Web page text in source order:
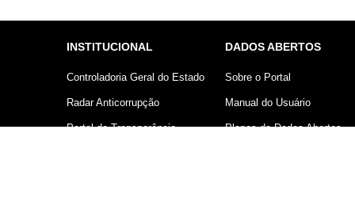
INSTITUCIONAL
Controladoria Geral do Estado
Radar Anticorrupção
Portal da Transparência
DADOS ABERTOS
Sobre o Portal
Manual do Usuário
Planos de Dados Abertos